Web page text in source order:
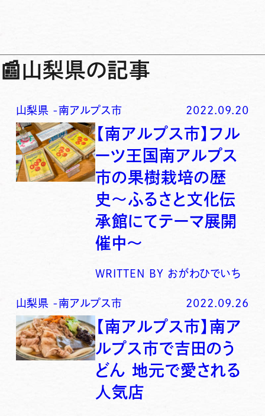
📰山梨県の記事
山梨県 -南アルプス市 2022.09.20
【南アルプス市】フル
ーツ王国南アルプス
市の果樹栽培の歴
史〜ふるさと文化伝
承館にてテーマ展開
催中〜
WRITTEN BY おがわひでいち
山梨県 -南アルプス市 2022.09.26
【南アルプス市】南ア
ルプス市で吉田のう
どん 地元で愛される
人気店